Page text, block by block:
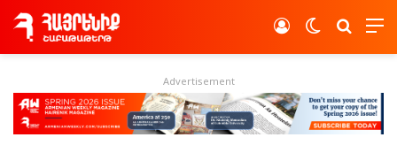
Switch skin
Log In
Advertisement